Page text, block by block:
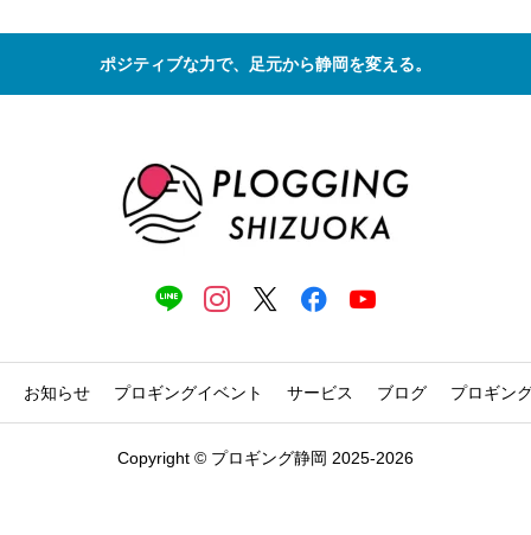
ポジティブな力で、足元から静岡を変える。
お知らせ プロギングイベント サービス ブログ プロギン
Copyright © プロギング静岡 2025-2026